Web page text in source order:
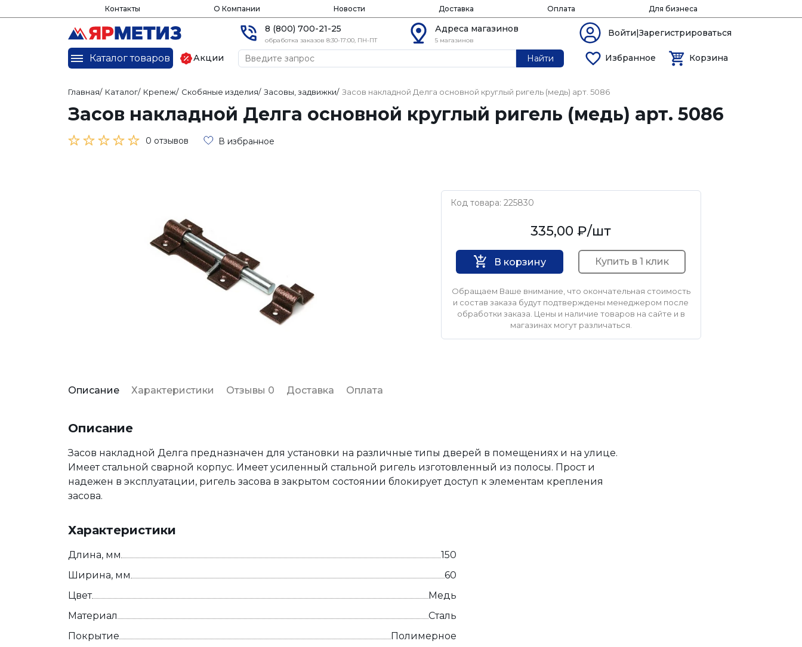
Контакты О Компании Новости Доставка Оплата Для бизнеса
8 (800) 700-21-25
обработка заказов 8:30-17:00, ПН-ПТ
Адреса магазинов
5 магазинов
Войти|Зарегистрироваться
Каталог товаров Акции Найти Избранное Корзина
Главная/ Каталог/ Крепеж/ Скобяные изделия/ Засовы, задвижки/ Засов накладной Делга основной круглый ригель (медь) арт. 5086
Засов накладной Делга основной круглый ригель (медь) арт. 5086
0 отзывов В избранное
Код товара: 225830
335,00 ₽/шт
В корзину Купить в 1 клик
Обращаем Ваше внимание, что окончательная стоимость
и состав заказа будут подтверждены менеджером после
обработки заказа. Цены и наличие товаров на сайте и в
магазинах могут различаться.
Описание Характеристики Отзывы 0 Доставка Оплата
Описание
Засов накладной Делга предназначен для установки на различные типы дверей в помещениях и на улице.
Имеет стальной сварной корпус. Имеет усиленный стальной ригель изготовленный из полосы. Прост и
надежен в эксплуатации, ригель засова в закрытом состоянии блокирует доступ к элементам крепления
засова.
Характеристики
Длина, мм
150
Ширина, мм
60
Цвет
Медь
Материал
Сталь
Покрытие
Полимерное